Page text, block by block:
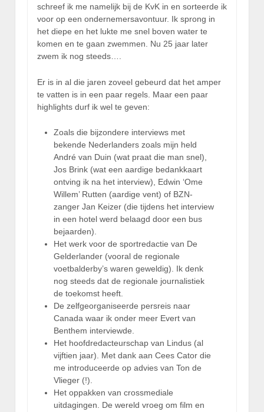
schreef ik me namelijk bij de KvK in en sorteerde ik
voor op een ondernemersavontuur. Ik sprong in
het diepe en het lukte me snel boven water te
komen en te gaan zwemmen. Nu 25 jaar later
zwem ik nog steeds….
Er is in al die jaren zoveel gebeurd dat het amper
te vatten is in een paar regels. Maar een paar
highlights durf ik wel te geven:
Zoals die bijzondere interviews met
bekende Nederlanders zoals mijn held
André van Duin (wat praat die man snel),
Jos Brink (wat een aardige bedankkaart
ontving ik na het interview), Edwin ‘Ome
Willem’ Rutten (aardige vent) of BZN-
zanger Jan Keizer (die tijdens het interview
in een hotel werd belaagd door een bus
bejaarden).
Het werk voor de sportredactie van De
Gelderlander (vooral de regionale
voetbalderby’s waren geweldig). Ik denk
nog steeds dat de regionale journalistiek
de toekomst heeft.
De zelfgeorganiseerde persreis naar
Canada waar ik onder meer Evert van
Benthem interviewde.
Het hoofdredacteurschap van Lindus (al
vijftien jaar). Met dank aan Cees Cator die
me introduceerde op advies van Ton de
Vlieger (!).
Het oppakken van crossmediale
uitdagingen. De wereld vroeg om film en